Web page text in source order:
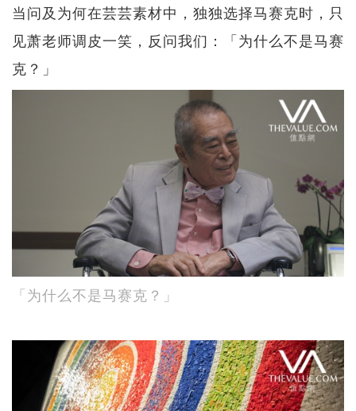
当问及为何在芸芸素材中，独独选择马赛克时，只
见萧老师调皮一笑，反问我们：「为什么不是马赛
克？」
「为什么不是马赛克？」